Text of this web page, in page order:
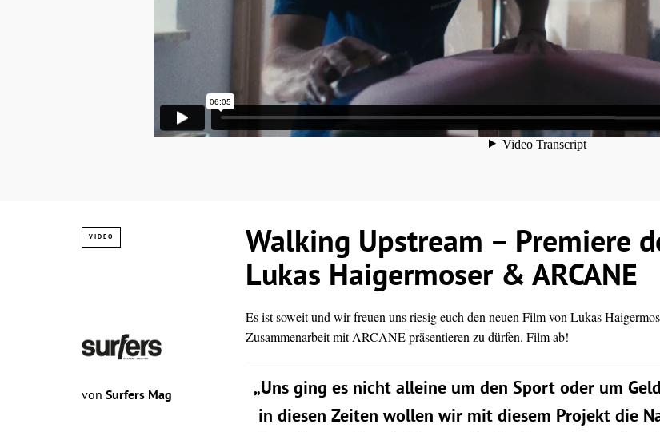
VIDEO
Walking Upstream – Premiere
Lukas Haigermoser & ARCANE
von Surfers Mag
Es ist soweit und wir freuen uns riesig euch den neuen Film von Lukas
Zusammenarbeit mit ARCANE präsentieren zu dürfen. Film ab!
„Uns ging es nicht alleine um den Sport oder um
in diesen Zeiten wollen wir mit diesem Projekt die